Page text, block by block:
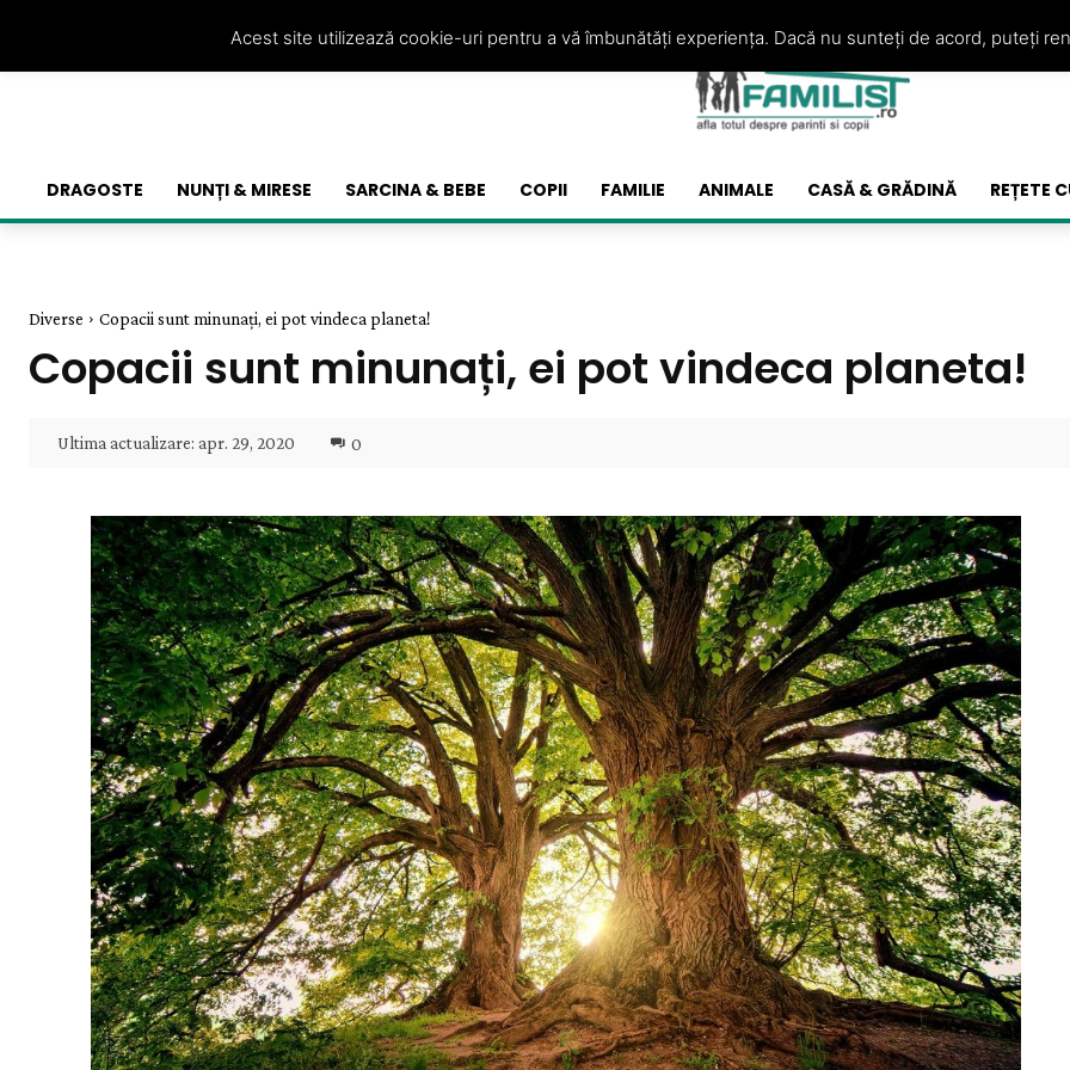
DRAGOSTE NUNȚI & MIRESE SARCINA & BEBE COPII FAMILIE ANIMALE CASĂ & GRĂDINĂ REȚETE
Diverse Copacii sunt minunați, ei pot vindeca planeta!
Copacii sunt minunați, ei pot vindeca planeta!
Ultima actualizare: apr. 29, 2020 0
Acest site utilizează cookie-uri pentru a vă îmbunătăți experiența. Dacă nu sunteți de acord, puteți